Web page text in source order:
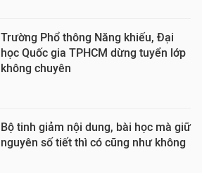
Trường Phổ thông Năng khiếu, Đại
học Quốc gia TPHCM dừng tuyển lớp
không chuyên
Bộ tinh giảm nội dung, bài học mà giữ
nguyên số tiết thì có cũng như không